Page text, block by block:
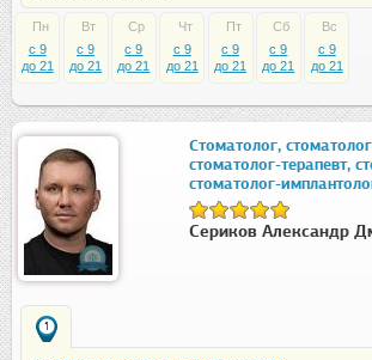
Пн
c 9
до 21
Вт
c 9
до 21
Ср
c 9
до 21
Чт
c 9
до 21
Пт
c 9
до 21
Сб
c 9
до 21
Вс
c 9
до 21
Стоматолог,
стоматолог-терапевт,
стоматолог-
Сериков Александр
1